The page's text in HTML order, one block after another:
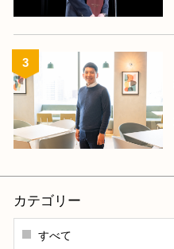
カテゴリー
すべて